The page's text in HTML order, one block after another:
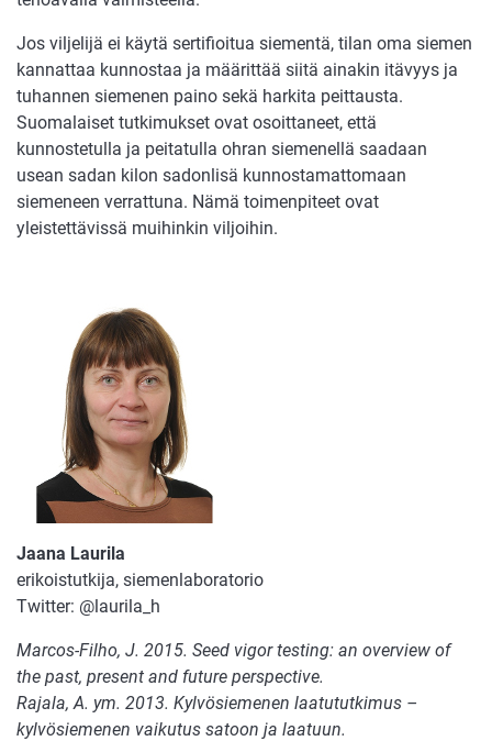
Jos viljelijä ei käytä sertifioitua siementä, tilan oma siemen
kannattaa kunnostaa ja määrittää siitä ainakin itävyys ja
tuhannen siemenen paino sekä harkita peittausta.
Suomalaiset tutkimukset ovat osoittaneet, että
kunnostetulla ja peitatulla ohran siemenellä saadaan
usean sadan kilon sadonlisä kunnostamattomaan
siemeneen verrattuna. Nämä toimenpiteet ovat
yleistettävissä muihinkin viljoihin.
Jaana Laurila
erikoistutkija, siemenlaboratorio
Twitter: @laurila_h
Marcos-Filho, J. 2015. Seed vigor testing: an overview of
the past, present and future perspective.
Rajala, A. ym. 2013. Kylvösiemenen laatututkimus –
kylvösiemenen vaikutus satoon ja laatuun.